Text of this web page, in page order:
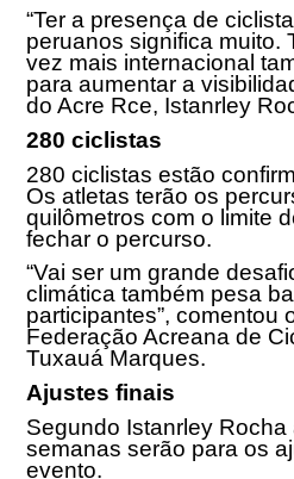
“Ter a presença de
peruanos significa muito.
vez mais internacional
para aumentar a
do Acre Rce, Istanrley
280 ciclistas
280 ciclistas estão
Os atletas terão os
quilômetros com o limite
fechar o percurso.
“Vai ser um grande
climática também pesa
participantes”, comentou
Federação Acreana de
Tuxauá Marques.
Ajustes finais
Segundo Istanrley Rocha
semanas serão para os
evento.